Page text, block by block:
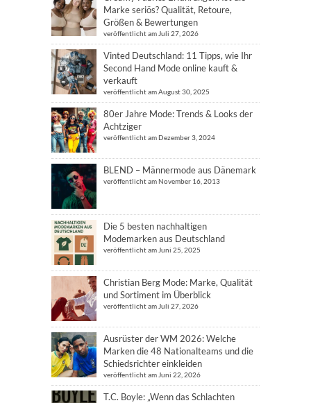
Marke seriös? Qualität, Retoure,
Größen & Bewertungen
veröffentlicht am Juli 27, 2026
Vinted Deutschland: 11 Tipps, wie Ihr
Second Hand Mode online kauft &
verkauft
veröffentlicht am August 30, 2025
80er Jahre Mode: Trends & Looks der
Achtziger
veröffentlicht am Dezember 3, 2024
BLEND – Männermode aus Dänemark
veröffentlicht am November 16, 2013
Die 5 besten nachhaltigen
Modemarken aus Deutschland
veröffentlicht am Juni 25, 2025
Christian Berg Mode: Marke, Qualität
und Sortiment im Überblick
veröffentlicht am Juli 27, 2026
Ausrüster der WM 2026: Welche
Marken die 48 Nationalteams und die
Schiedsrichter einkleiden
veröffentlicht am Juni 22, 2026
T.C. Boyle: „Wenn das Schlachten